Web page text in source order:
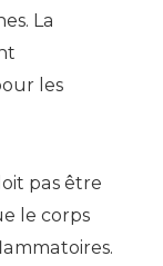
La
les
pas être
le corps